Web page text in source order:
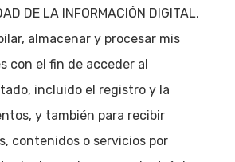
DE LA INFORMACIÓN DIGITAL,
almacenar y procesar mis
con el fin de acceder al
incluido el registro y la
y también para recibir
contenidos o servicios por